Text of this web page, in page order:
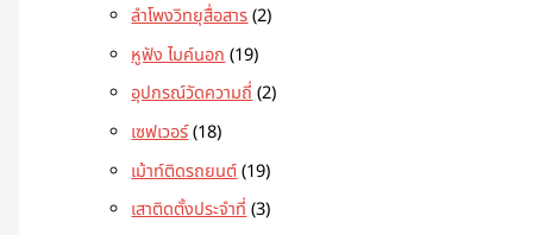
ลำโพงวิทยุสื่อสาร 2
หูฟัง ไมค์นอก 19
อุปกรณ์วัดความถี่ 2
เซฟเวอร์ 18
เม้าท์ติดรถยนต์ 19
เสาติดตั้งประจำที่ 3